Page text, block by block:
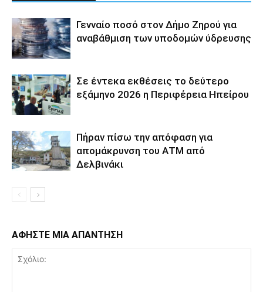
Γενναίο ποσό στον Δήμο Ζηρού για
αναβάθμιση των υποδομών ύδρευσης
Σε έντεκα εκθέσεις το δεύτερο
εξάμηνο 2026 η Περιφέρεια Ηπείρου
Πήραν πίσω την απόφαση για
απομάκρυνση του ΑΤΜ από
Δελβινάκι
ΑΦΗΣΤΕ ΜΙΑ ΑΠΑΝΤΗΣΗ